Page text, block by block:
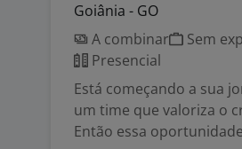
Goiânia - GO
A combinar
Sem
Presencial
Está começando a sua
um time que valoriza o
Então essa